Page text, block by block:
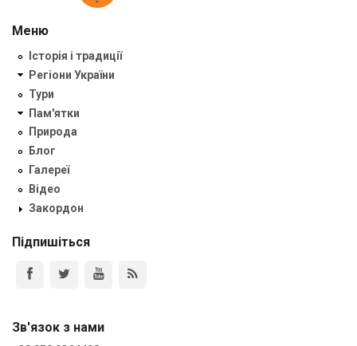
Меню
Історія і традиції
Регіони України
Тури
Пам'ятки
Природа
Блог
Галереї
Відео
Закордон
Підпишіться
Зв'язок з нами